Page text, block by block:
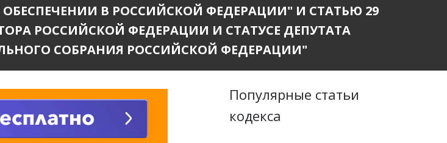
В РОССИЙСКОЙ ФЕДЕРАЦИИ" И СТАТЬЮ 29
РОССИЙСКОЙ ФЕДЕРАЦИИ И СТАТУСЕ ДЕПУТАТА
СОБРАНИЯ РОССИЙСКОЙ ФЕДЕРАЦИИ"
Популярные статьи
кодекса